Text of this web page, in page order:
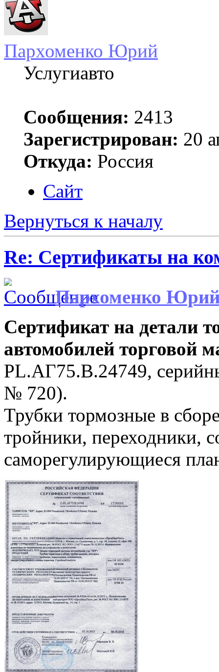
Пархоменко Юрий
Услугиавто
Сообщения: 2413
Зарегистрирован: 20
Откуда: Россия
Сайт
Вернуться к началу
Re: Сертификаты на
Пархоменко
Сертификат на детали
автомобилей торговой
PL.АГ75.В.24749,
№ 720).
Трубки тормозные в
тройники, переходники,
саморегулирующиеся